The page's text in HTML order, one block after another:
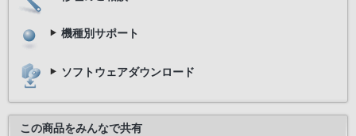
機種別サポート
ソフトウェアダウンロード
この商品をみんなで共有